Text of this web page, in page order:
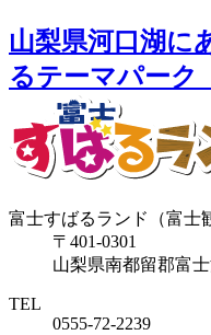
山梨県河口湖に
るテーマパーク
富士すばるランド（富士
〒401-0301
山梨県南都留郡富
TEL
0555-72-2239